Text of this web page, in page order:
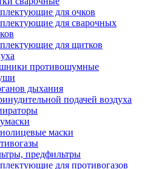
для очков
для сварочных
для щитков
противошумные
дыхания
подачей воздуха
маски
предфильтры
для противогазов